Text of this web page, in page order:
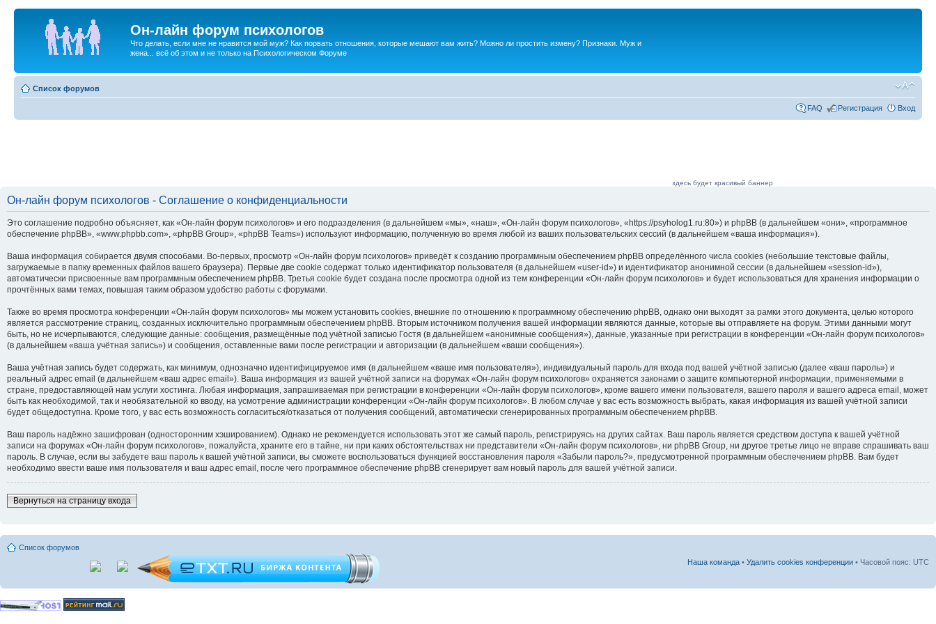
Он-лайн форум психологов
Что делать, если мне не нравится мой муж? Как порвать отношения, которые мешают вам жить? Можно ли простить измену? Признаки. Муж и
жена... всё об этом и не только на Психологическом Форуме
Список форумов
FAQ Регистрация Вход
здесь будет красивый баннер
Он-лайн форум психологов - Соглашение о конфиденциальности
Это соглашение подробно объясняет, как «Он-лайн форум психологов» и его подразделения (в дальнейшем «мы», «наш», «Он-лайн форум психологов», «https://psyholog1.ru:80») и phpBB (в дальнейшем «они», «программное
обеспечение phpBB», «www.phpbb.com», «phpBB Group», «phpBB Teams») используют информацию, полученную во время любой из ваших пользовательских сессий (в дальнейшем «ваша информация»).
Ваша информация собирается двумя способами. Во-первых, просмотр «Он-лайн форум психологов» приведёт к созданию программным обеспечением phpBB определённого числа cookies (небольшие текстовые файлы,
загружаемые в папку временных файлов вашего браузера). Первые две cookie содержат только идентификатор пользователя (в дальнейшем «user-id») и идентификатор анонимной сессии (в дальнейшем «session-id»),
автоматически присвоенные вам программным обеспечением phpBB. Третья cookie будет создана после просмотра одной из тем конференции «Он-лайн форум психологов» и будет использоваться для хранения информации о
прочтённых вами темах, повышая таким образом удобство работы с форумами.
Также во время просмотра конференции «Он-лайн форум психологов» мы можем установить cookies, внешние по отношению к программному обеспечению phpBB, однако они выходят за рамки этого документа, целью которого
является рассмотрение страниц, созданных исключительно программным обеспечением phpBB. Вторым источником получения вашей информации являются данные, которые вы отправляете на форум. Этими данными могут
быть, но не исчерпываются, следующие данные: сообщения, размещённые под учётной записью Гостя (в дальнейшем «анонимные сообщения»), данные, указанные при регистрации в конференции «Он-лайн форум психологов»
(в дальнейшем «ваша учётная запись») и сообщения, оставленные вами после регистрации и авторизации (в дальнейшем «ваши сообщения»).
Ваша учётная запись будет содержать, как минимум, однозначно идентифицируемое имя (в дальнейшем «ваше имя пользователя»), индивидуальный пароль для входа под вашей учётной записью (далее «ваш пароль») и
реальный адрес email (в дальнейшем «ваш адрес email»). Ваша информация из вашей учётной записи на форумах «Он-лайн форум психологов» охраняется законами о защите компьютерной информации, применяемыми в
стране, предоставляющей нам услуги хостинга. Любая информация, запрашиваемая при регистрации в конференции «Он-лайн форум психологов», кроме вашего имени пользователя, вашего пароля и вашего адреса email, может
быть как необходимой, так и необязательной ко вводу, на усмотрение администрации конференции «Он-лайн форум психологов». В любом случае у вас есть возможность выбрать, какая информация из вашей учётной записи
будет общедоступна. Кроме того, у вас есть возможность согласиться/отказаться от получения сообщений, автоматически сгенерированных программным обеспечением phpBB.
Ваш пароль надёжно зашифрован (односторонним хэшированием). Однако не рекомендуется использовать этот же самый пароль, регистрируясь на других сайтах. Ваш пароль является средством доступа к вашей учётной
записи на форумах «Он-лайн форум психологов», пожалуйста, храните его в тайне, ни при каких обстоятельствах ни представители «Он-лайн форум психологов», ни phpBB Group, ни другое третье лицо не вправе спрашивать ваш
пароль. В случае, если вы забудете ваш пароль к вашей учётной записи, вы сможете воспользоваться функцией восстановления пароля «Забыли пароль?», предусмотренной программным обеспечением phpBB. Вам будет
необходимо ввести ваше имя пользователя и ваш адрес email, после чего программное обеспечение phpBB сгенерирует вам новый пароль для вашей учётной записи.
Вернуться на страницу входа
Список форумов
Наша команда • Удалить cookies конференции • Часовой пояс: UTC